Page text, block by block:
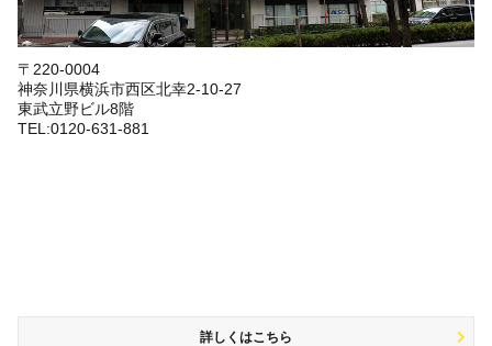
〒220-0004
神奈川県横浜市西区北幸2-10-27
東武立野ビル8階
TEL:0120-631-881
詳しくはこちら